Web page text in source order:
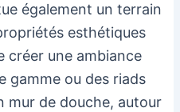
également un terrain
esthétiques
créer une ambiance
gamme ou des riads
mur de douche, autour